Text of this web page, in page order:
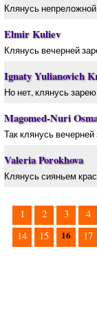
Клянусь
Elmir Kuliev
Клянусь вечерней
Ignaty Yulianovich
Но нет, клянусь
Magomed-Nuri
Так клянусь
Valeria Porokhova
Клянусь сияньем
1 2 3 4
14
15 16 17